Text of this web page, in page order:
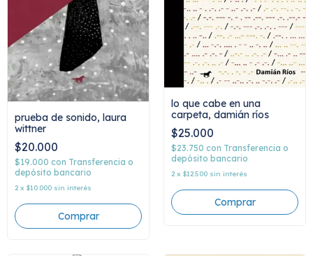
prueba de sonido, laura
wittner
$20.000
$19.000 con Transferencia o
depósito bancario
2 x $10.000 sin interés
lo que cabe en una
carpeta, damián ríos
$25.000
$23.750 con Transferencia o
depósito bancario
2 x $12.500 sin interés